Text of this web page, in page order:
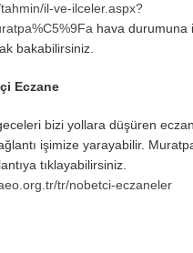
il-ve-ilceler.aspx?
hava durumuna
bakabilirsiniz.
Eczane
bizi yollara düşüren
işimize yarayabilir.
tıklayabilirsiniz.
tr/nobetci-eczaneler